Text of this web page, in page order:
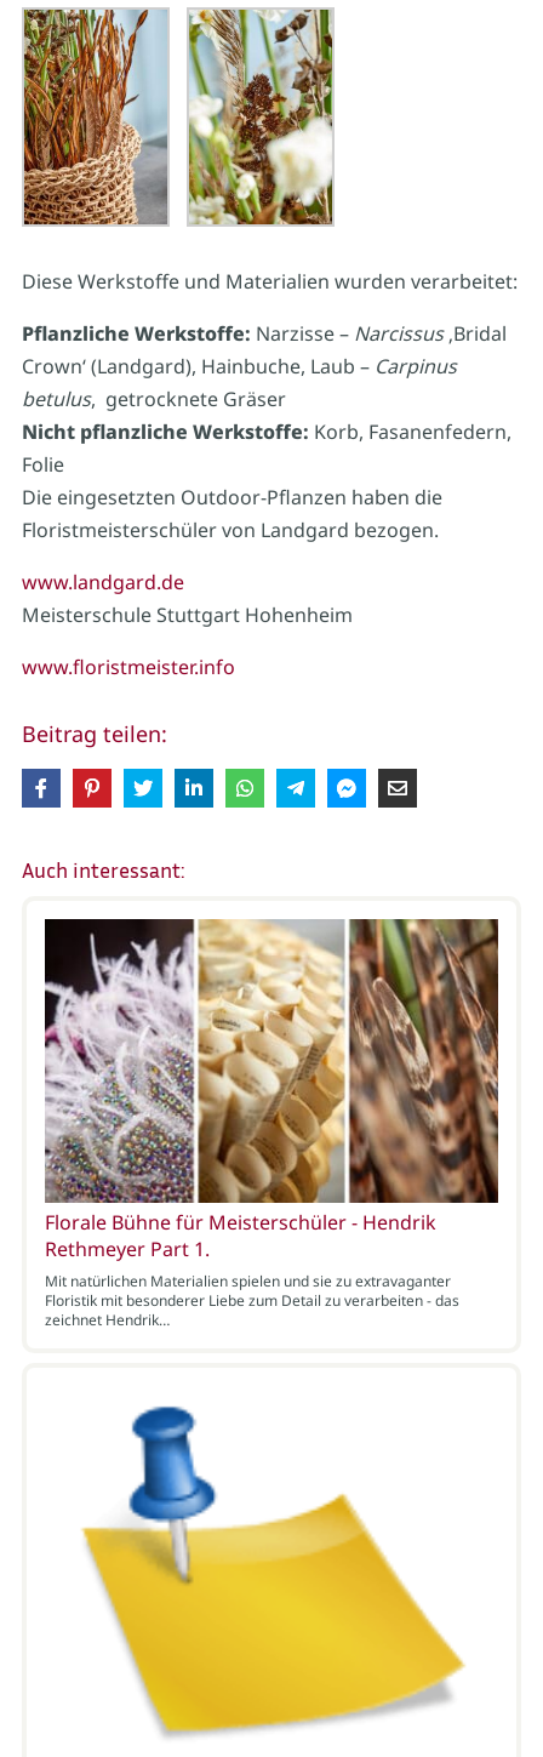
Diese Werkstoffe und Materialien wurden verarbeitet:
Pflanzliche Werkstoffe: Narzisse – Narcissus‚Bridal
Crown‘ (Landgard), Hainbuche, Laub – Carpinus
betulus, getrocknete Gräser
Nicht pflanzliche Werkstoffe: Korb, Fasanenfedern,
Folie
Die eingesetzten Outdoor-Pflanzen haben die
Floristmeisterschüler von Landgard bezogen.
www.landgard.de
Meisterschule Stuttgart Hohenheim
www.floristmeister.info
Beitrag teilen:
Auch interessant:
Florale Bühne für Meisterschüler - Hendrik
Rethmeyer Part 1.
Mit natürlichen Materialien spielen und sie zu extravaganter
Floristik mit besonderer Liebe zum Detail zu verarbeiten - das
zeichnet Hendrik…